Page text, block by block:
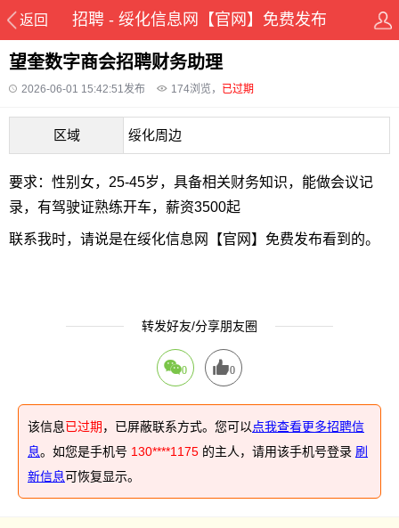
返回 招聘 - 绥化信息网【官网】免费发布
望奎数字商会招聘财务助理
2026-06-01 15:42:51发布 174浏览， 已过期
区域 绥化周边
要求：性别女，25-45岁，具备相关财务知识，能做会议记
录，有驾驶证熟练开车，薪资3500起
联系我时，请说是在绥化信息网【官网】免费发布看到的。
转发好友/分享朋友圈
0 0
该信息已过期 ，已屏蔽联系方式。您可以 点我查看更多招聘信
息。如您是手机号 130****1175 的主人，请用该手机号登录 刷
新信息可恢复显示。